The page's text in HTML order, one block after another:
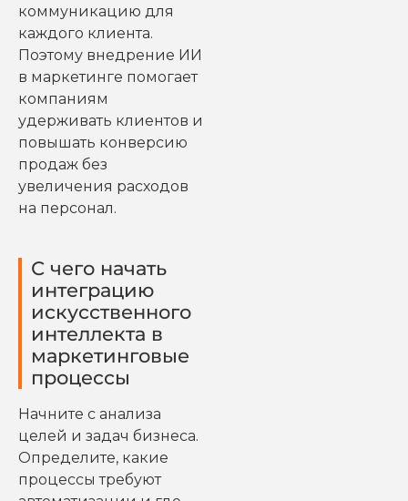
коммуникацию для
каждого клиента.
Поэтому внедрение ИИ
в маркетинге помогает
компаниям
удерживать клиентов и
повышать конверсию
продаж без
увеличения расходов
на персонал.
С чего начать
интеграцию
искусственного
интеллекта в
маркетинговые
процессы
Начните с анализа
целей и задач бизнеса.
Определите, какие
процессы требуют